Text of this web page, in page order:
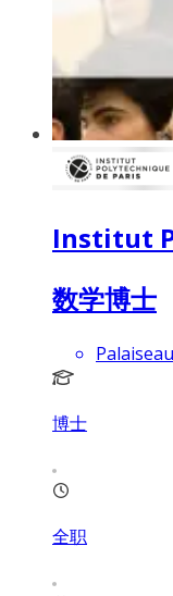
Institut
数学博士
博士
全职